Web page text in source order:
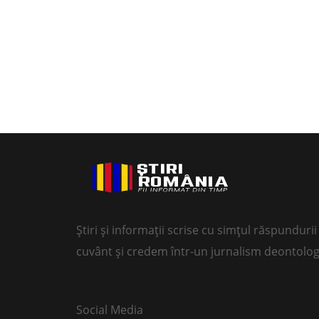
Știri și informații scrise cu simțul
cuvânt și credem într-un jurnalism
Social Media